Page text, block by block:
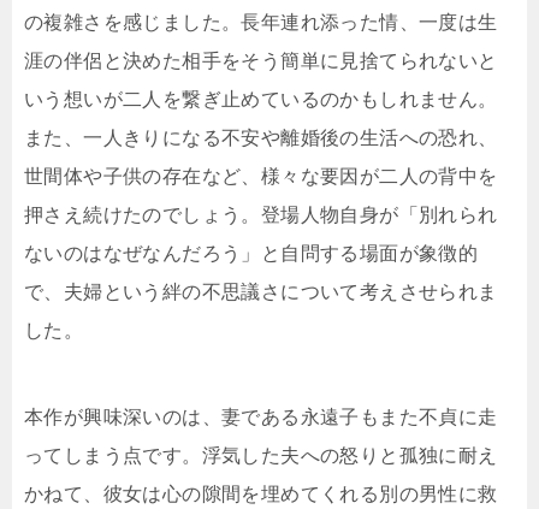
の複雑さを感じました。長年連れ添った情、一度は生
涯の伴侶と決めた相手をそう簡単に見捨てられないと
いう想いが二人を繋ぎ止めているのかもしれません。
また、一人きりになる不安や離婚後の生活への恐れ、
世間体や子供の存在など、様々な要因が二人の背中を
押さえ続けたのでしょう。登場人物自身が「別れられ
ないのはなぜなんだろう」と自問する場面が象徴的
で、夫婦という絆の不思議さについて考えさせられま
した。
本作が興味深いのは、妻である永遠子もまた不貞に走
ってしまう点です。浮気した夫への怒りと孤独に耐え
かねて、彼女は心の隙間を埋めてくれる別の男性に救